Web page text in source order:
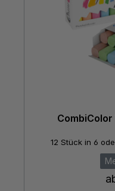
12 Stück in 6